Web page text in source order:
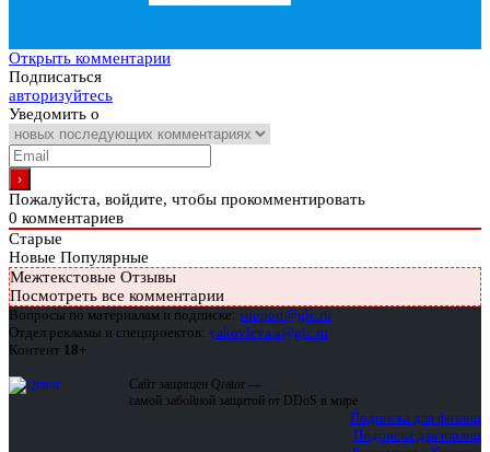
Открыть комментарии
Подписаться
авторизуйтесь
Уведомить о
Пожалуйста, войдите, чтобы прокомментировать
0 комментариев
Старые
Новые Популярные
Межтекстовые Отзывы
Посмотреть все комментарии
Вопросы по материалам и подписке: support@glc.ru
Отдел рекламы и спецпроектов: yakovleva.a@glc.ru
Контент 18+
Сайт защищен Qrator —
самой забойной защитой от DDoS в мире
Подписка для физлиц
Подписка для юрлиц